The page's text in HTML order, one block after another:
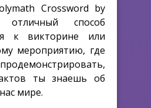
Crossword by
способ
к викторине или
мероприятию, где
ты знаешь об
мире.